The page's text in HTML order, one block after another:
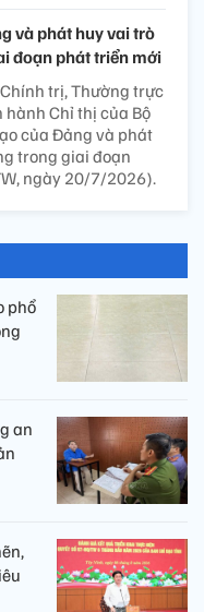
và phát huy vai trò
đoạn phát triển mới
trị, Thường trực
hành Chỉ thị của Bộ
của Đảng và phát
trong giai đoạn
ngày 20/7/2026).
phổ
an